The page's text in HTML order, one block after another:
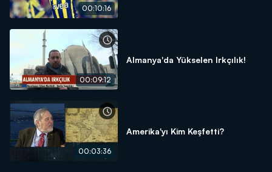
00:10:16
00:09:12
Almanya'da Yükselen Irkçılık!
00:03:36
Amerika'yı Kim Keşfetti?